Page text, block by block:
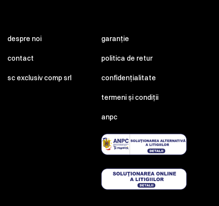
despre noi
contact
sc exclusiv comp srl
garanție
politica de retur
confidențialitate
termeni și condiții
anpc